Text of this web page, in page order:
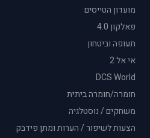
מועדון הטייסים
פאלקון 4.0
תעופה וביטחון
אי אל 2
DCS World
חומרה/חומרה ביתית
משחקים / נוסטלגיה
הצעות לשיפור / הערות ומתן פידבק